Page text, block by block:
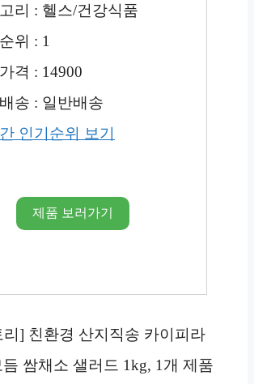
리 : 헬스/건강식품
위 : 1
격 : 14900
송 : 일반배송
인기순위 보기
제품 보러가기
] 친환경 산지직송 카이피라
쌈채소 샐러드 1kg, 1개 제품